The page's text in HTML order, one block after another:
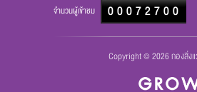
จำนวนผู้เข้าชม
00072700
Copyright © 2026 กองสิ่ง